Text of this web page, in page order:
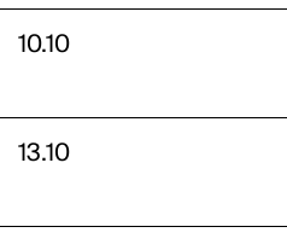
10.10
13.10